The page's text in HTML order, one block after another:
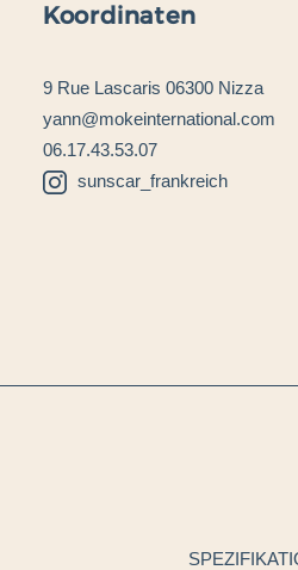
Koordinaten
9 Rue Lascaris 06300 Nizza
yann@mokeinternational.com
06.17.43.53.07
sunscar_frankreich